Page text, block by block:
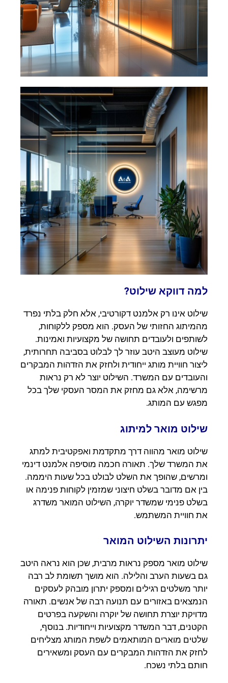
למה דווקא שילוט?
שילוט אינו רק אלמנט דקורטיבי, אלא חלק בלתי נפרד
מהמיתוג החזותי של העסק. הוא מספק ללקוחות,
לשותפים ולעובדים תחושה של מקצועיות ואמינות.
שילוט מעוצב היטב עוזר לך לבלוט בסביבה תחרותית,
ליצור חוויית מותג ייחודית ולחזק את הזדהות המבקרים
והעובדים עם המשרד. השילוט יוצר לא רק נראות
מרשימה, אלא גם מחזק את המסר העסקי שלך בכל
מפגש עם המותג.
שילוט מואר למיתוג
שילוט מואר מהווה דרך מתקדמת ואפקטיבית למתג
את המשרד שלך. תאורה חכמה מוסיפה אלמנט דינמי
ומרשים, שהופך את השלט לבולט בכל שעות היממה.
בין אם מדובר בשלט חיצוני שמזמין לקוחות פנימה או
בשלט פנימי שמשדר יוקרה, השילוט המואר משדרג
את חוויית המשתמש.
יתרונות השילוט המואר
שילוט מואר מספק נראות מרבית, שכן הוא נראה היטב
גם בשעות הערב והלילה. הוא מושך תשומת לב רבה
יותר משלטים רגילים ומספק יתרון מובהק לעסקים
הנמצאים באזורים עם תנועה רבה של אנשים. תאורה
מדויקת יוצרת תחושה של יוקרה והשקעה בפרטים
הקטנים, דבר המשדר מקצועיות וייחודיות. בנוסף,
שלטים מוארים המותאמים לשפת המותג מצליחים
לחזק את הזדהות המבקרים עם העסק ומשאירים
חותם בלתי נשכח.